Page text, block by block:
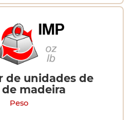
de unidades de
de madeira
Peso